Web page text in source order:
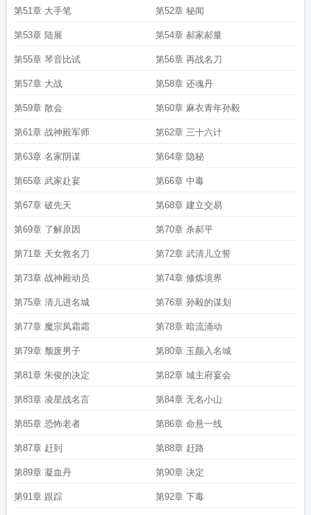
第51章 大手笔 第52章 秘闻
第53章 陆展 第54章 郝家郝量
第55章 琴音比试 第56章 再战名刀
第57章 大战 第58章 还魂丹
第59章 散会 第60章 麻衣青年孙毅
第61章 战神殿军师 第62章 三十六计
第63章 名家阴谋 第64章 隐秘
第65章 武家赴宴 第66章 中毒
第67章 破先天 第68章 建立交易
第69章 了解原因 第70章 杀郝平
第71章 天女救名刀 第72章 武清儿立誓
第73章 战神殿动员 第74章 修炼境界
第75章 清儿进名城 第76章 孙毅的谋划
第77章 魔宗凤霜霜 第78章 暗流涌动
第79章 颓废男子 第80章 玉颜入名城
第81章 朱俊的决定 第82章 城主府宴会
第83章 凌星战名言 第84章 无名小山
第85章 恐怖老者 第86章 命悬一线
第87章 赶到 第88章 赶路
第89章 凝血丹 第90章 决定
第91章 跟踪 第92章 下毒